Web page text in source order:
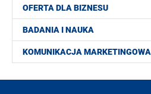
OFERTA DLA BIZNESU
BADANIA I NAUKA
KOMUNIKACJA MARKETINGOWA